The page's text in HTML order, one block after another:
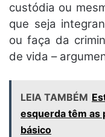
custódia ou
que seja
ou faça da
de vida –
LEIA TAMBÉM
esquerda têm as
básico